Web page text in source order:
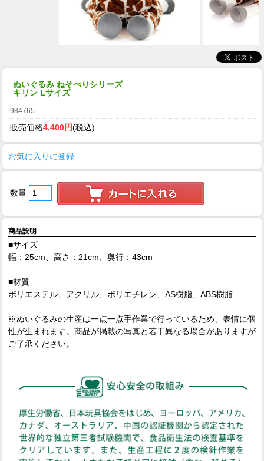
ぬいぐるみ ねそべりシリーズ
キリン Lサイズ
984765
販売価格4,400円(税込)
お気に入りに登録
数量
商品説明
■サイズ
幅：25cm、高さ：21cm、奥行：43cm
■材質
ポリエステル、アクリル、ポリエチレン、AS樹脂、ABS樹脂
※ぬいぐるみの生産は一点一点手作業で行っているため、表情に個
性が生まれます。商品が掲載の写真と若干異なる場合がありますが
ご了承ください。